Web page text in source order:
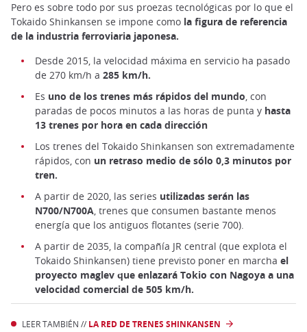
Pero es sobre todo por sus proezas tecnológicas por lo que el
Tokaido Shinkansen se impone como la figura de referencia
de la industria ferroviaria japonesa.
Desde 2015, la velocidad máxima en servicio ha pasado
de 270 km/h a 285 km/h.
Es uno de los trenes más rápidos del mundo , con
paradas de pocos minutos a las horas de punta y hasta
13 trenes por hora en cada dirección
Los trenes del Tokaido Shinkansen son extremadamente
rápidos, con un retraso medio de sólo 0,3 minutos por
tren.
A partir de 2020, las series utilizadas serán las
N700/N700A , trenes que consumen bastante menos
energía que los antiguos flotantes (serie 700).
A partir de 2035, la compañía JR central (que explota el
Tokaido Shinkansen) tiene previsto poner en marcha el
proyecto maglev que enlazará Tokio con Nagoya a una
velocidad comercial de 505 km/h.
LEER TAMBIÉN // LA RED DE TRENES SHINKANSEN